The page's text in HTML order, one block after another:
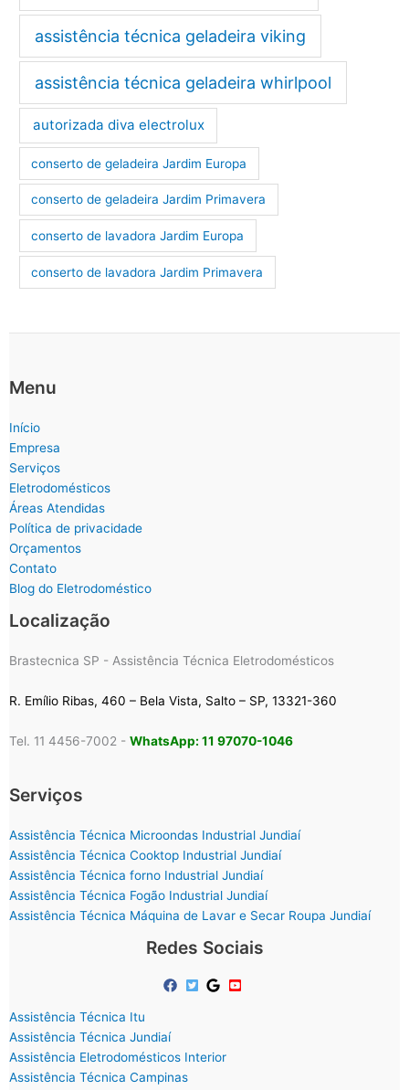
assistência técnica geladeira viking
assistência técnica geladeira whirlpool
autorizada diva electrolux
conserto de geladeira Jardim Europa
conserto de geladeira Jardim Primavera
conserto de lavadora Jardim Europa
conserto de lavadora Jardim Primavera
Menu
Início
Empresa
Serviços
Eletrodomésticos
Áreas Atendidas
Política de privacidade
Orçamentos
Contato
Blog do Eletrodoméstico
Localização
Brastecnica SP - Assistência Técnica Eletrodomésticos
R. Emílio Ribas, 460 – Bela Vista, Salto – SP, 13321-360
Tel. 11 4456-7002 - WhatsApp: 11 97070-1046
Serviços
Assistência Técnica Microondas Industrial Jundiaí
Assistência Técnica Cooktop Industrial Jundiaí
Assistência Técnica forno Industrial Jundiaí
Assistência Técnica Fogão Industrial Jundiaí
Assistência Técnica Máquina de Lavar e Secar Roupa Jundiaí
Redes Sociais
Assistência Técnica Itu
Assistência Técnica Jundiaí
Assistência Eletrodomésticos Interior
Assistência Técnica Campinas